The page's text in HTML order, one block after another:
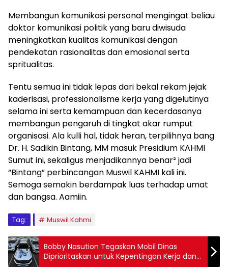
Membangun komunikasi personal mengingat beliau
doktor komunikasi politik yang baru diwisuda
meningkatkan kualitas komunikasi dengan
pendekatan rasionalitas dan emosional serta
spritualitas.
Tentu semua ini tidak lepas dari bekal rekam jejak
kaderisasi, professionalisme kerja yang digelutinya
selama ini serta kemampuan dan kecerdasanya
membangun pengaruh di tingkat akar rumput
organisasi. Ala kulli hal, tidak heran, terpilihnya bang
Dr. H. Sadikin Bintang, MM masuk Presidium KAHMI
Sumut ini, sekaligus menjadikannya benar² jadi
“Bintang” perbincangan Muswil KAHMI kali ini.
Semoga semakin berdampak luas terhadap umat
dan bangsa. Aamiin.
Tag: Muswil Kahmi
Bobby Nasution Tegaskan Mobil Dinas
Diprioritaskan untuk Kepentingan Kerja dan
Efisiensi Anggaran